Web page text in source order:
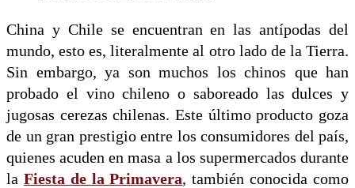
China y Chile se encuentran en las antípodas del
mundo, esto es, literalmente al otro lado de la Tierra.
Sin embargo, ya son muchos los chinos que han
probado el vino chileno o saboreado las dulces y
jugosas cerezas chilenas. Este último producto goza
de un gran prestigio entre los consumidores del país,
quienes acuden en masa a los supermercados durante
la Fiesta de la Primavera, también conocida como